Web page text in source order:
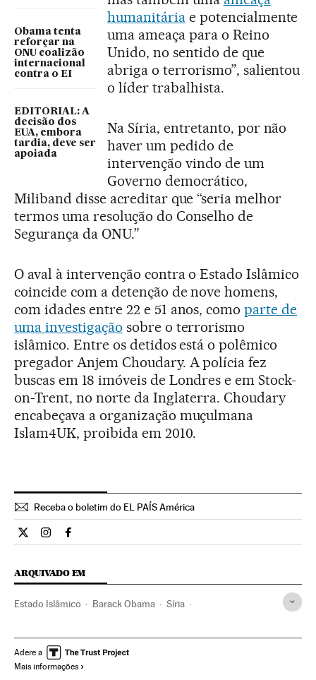
Obama tenta
reforçar na
ONU coalizão
internacional
contra o EI
EDITORIAL: A
decisão dos
EUA, embora
tardia, deve ser
apoiada
humanitáriae potencialmente
uma ameaça para o Reino
Unido, no sentido de que
abriga o terrorismo”, salientou
o líder trabalhista.
Na Síria, entretanto, por não
haver um pedido de
intervenção vindo de um
Governo democrático,
Miliband disse acreditar que “seria melhor
termos uma resolução do Conselho de
Segurança da ONU.”
O aval à intervenção contra o Estado Islâmico
coincide com a detenção de nove homens,
com idades entre 22 e 51 anos, comoparte de
uma investigação sobre o terrorismo
islâmico. Entre os detidos está o polêmico
pregador Anjem Choudary. A polícia fez
buscas em 18 imóveis de Londres e em Stock-
on-Trent, no norte da Inglaterra. Choudary
encabeçava a organização muçulmana
Islam4UK, proibida em 2010.
Receba o boletim do EL PAÍS América
Internacional El País Brasil en Twitter
Internacional El País Brasil en Instagram
Internacional El País Brasil en Facebook
ARQUIVADO EM
Estado Islâmico Barack Obama Síria
Terrorismo islamista Islã
Grupos terroristas
Adere a
Mais informações